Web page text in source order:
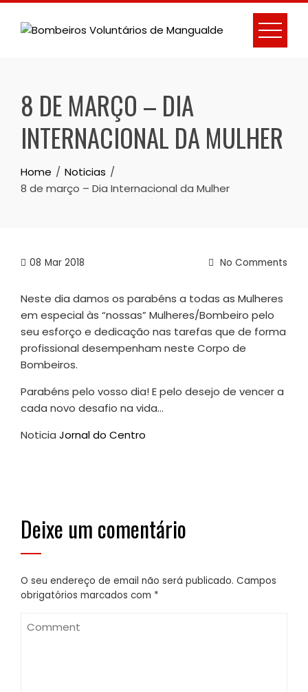
Skip
8 DE MARÇO – DIA
INTERNACIONAL DA MULHER
Home
Noticias
8 de março – Dia Internacional da Mulher
08 Mar 2018 No Comments
Neste dia damos os parabéns a todas as Mulheres
em especial às “nossas” Mulheres/Bombeiro pelo
seu esforço e dedicação nas tarefas que de forma
profissional desempenham neste Corpo de
Bombeiros.
Parabéns pelo vosso dia! E pelo desejo de vencer a
cada novo desafio na vida…
Noticia Jornal do Centro
Deixe um comentário
O seu endereço de email não será publicado. Campos
obrigatórios marcados com *